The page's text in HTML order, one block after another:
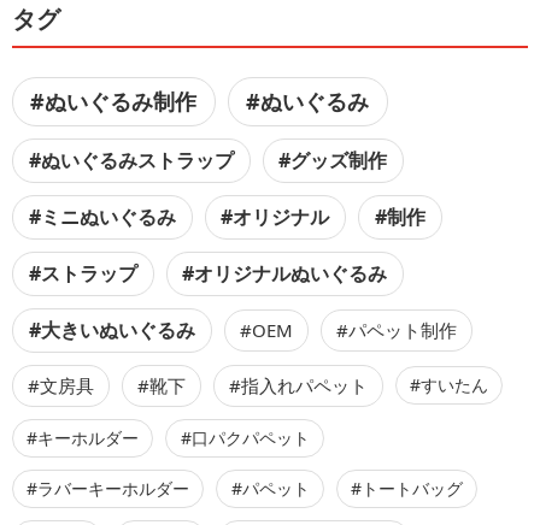
タグ
#ぬいぐるみ制作 #ぬいぐるみ
#ぬいぐるみストラップ #グッズ制作
#ミニぬいぐるみ #オリジナル #制作
#ストラップ #オリジナルぬいぐるみ
#大きいぬいぐるみ #OEM #パペット制作
#文房具 #靴下 #指入れパペット #すいたん
#キーホルダー #口パクパペット
#ラバーキーホルダー #パペット #トートバッグ